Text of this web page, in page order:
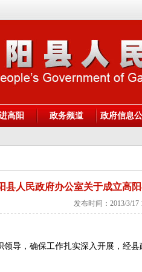
高阳 政务频道 政府信息
县人民政府办公室关于成立高
发布时间：2013/3/
导，确保工作扎实深入开展，经